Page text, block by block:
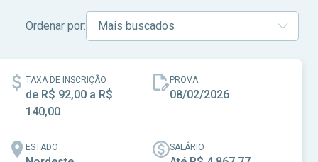
Ordenar por:
TAXA DE INSCRIÇÃO
de R$ 92,00 a R$
140,00
PROVA
08/02/2026
ESTADO SALÁRIO